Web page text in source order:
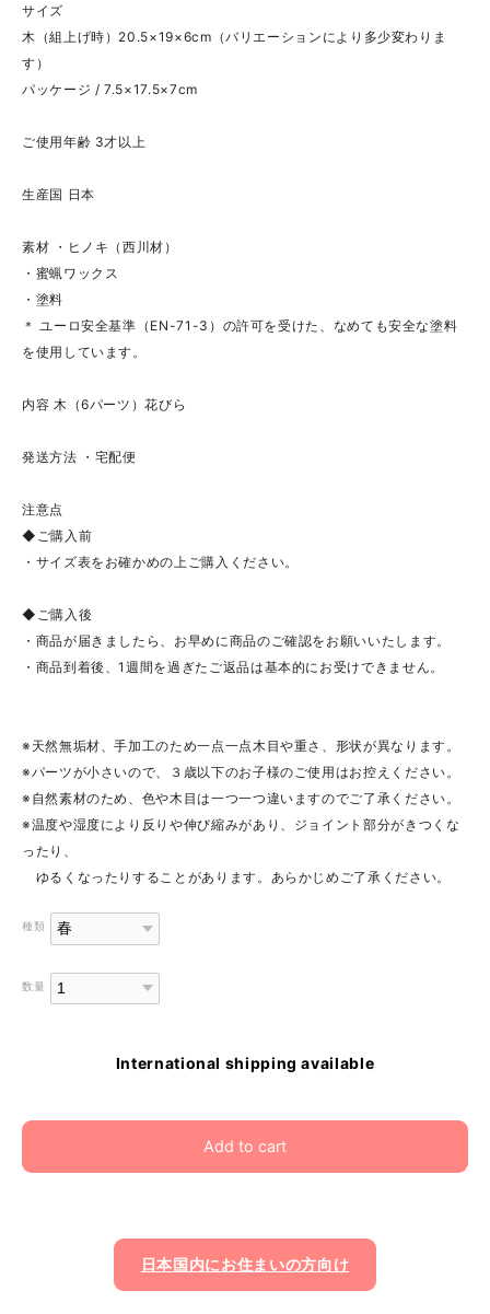
サイズ
木（組上げ時）20.5×19×6cm（バリエーションにより多少変わりま
す）
パッケージ / 7.5×17.5×7cm
ご使用年齢 3才以上
生産国 日本
素材 ・ヒノキ（西川材）
・蜜蝋ワックス
・塗料
＊ ユーロ安全基準（EN-71-3）の許可を受けた、なめても安全な塗料
を使用しています。
内容 木（6パーツ）花びら
発送方法 ・宅配便
注意点
◆ご購入前
・サイズ表をお確かめの上ご購入ください。
◆ご購入後
・商品が届きましたら、お早めに商品のご確認をお願いいたします。
・商品到着後、1週間を過ぎたご返品は基本的にお受けできません。
※天然無垢材、手加工のため一点一点木目や重さ、形状が異なります。
※パーツが小さいので、３歳以下のお子様のご使用はお控えください。
※自然素材のため、色や木目は一つ一つ違いますのでご了承ください。
※温度や湿度により反りや伸び縮みがあり、ジョイント部分がきつくな
ったり、
ゆるくなったりすることがあります。あらかじめご了承ください。
種類
数量
International shipping available
Add to cart
日本国内にお住まいの方向け